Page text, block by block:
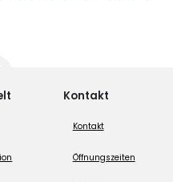
Kontakt
Kontakt
Öffnungszeiten